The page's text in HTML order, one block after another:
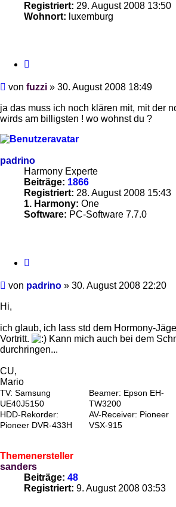
Registriert: 29. August 2008 13:50
Wohnort: luxemburg
Beitrag
von fuzzi » 30. August 2008 18:49
ja das muss ich noch klären mit, mit der
wirds am billigsten ! wo wohnst du ?
padrino
Harmony Experte
Beiträge: 1866
Registriert: 28. August 2008 15:43
1. Harmony: One
Software: PC-Software 7.7.0
Beitrag
von padrino » 30. August 2008 22:20
Hi,
ich glaub, ich lass std dem Hormony-
Vortritt.
Kann mich auch bei dem
durchringen...
CU,
Mario
TV: Samsung
UE40J5150
Beamer: Epson EH-
TW3200
HDD-Rekorder:
Pioneer DVR-433H
AV-Receiver: Pioneer
VSX-915
Themenersteller
sanders
Beiträge: 48
Registriert: 9. August 2008 03:53